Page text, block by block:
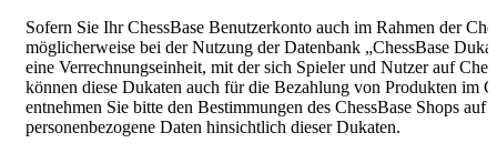
Sofern Sie Ihr ChessBase Benutzerkonto auch im Rahmen der
möglicherweise bei der Nutzung der Datenbank „ChessBase
eine Verrechnungseinheit, mit der sich Spieler und Nutzer auf
können diese Dukaten auch für die Bezahlung von Produkten im
entnehmen Sie bitte den Bestimmungen des ChessBase Shops
personenbezogene Daten hinsichtlich dieser Dukaten.